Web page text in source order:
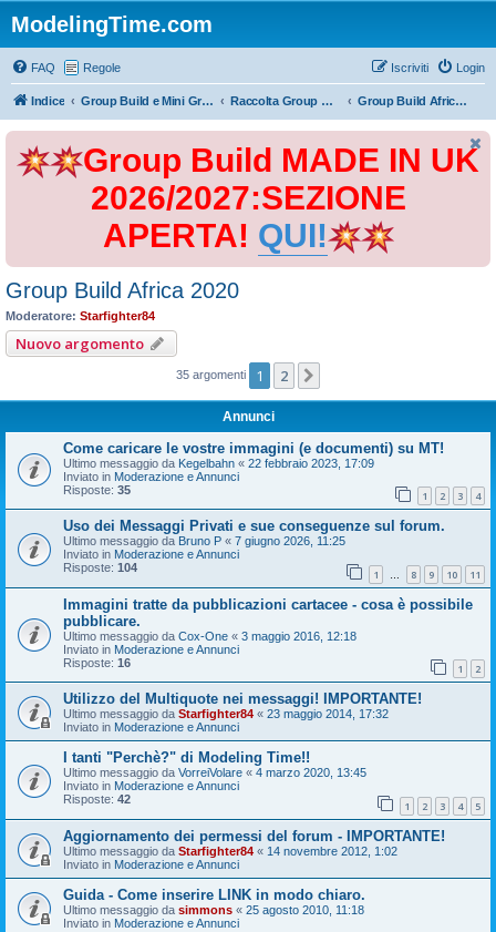
ModelingTime.com
FAQ Regole Login
Iscriviti
Indice Group Build e Mini Group Build Raccolta Group Build Group Build Africa 2020
Group Build MADE IN UK
2026/2027:SEZIONE
APERTA! QUI!
Group Build Africa 2020
Moderatore: Starfighter84
Nuovo argomento
35 argomenti 1 2
Annunci
Come caricare le vostre immagini (e documenti) su MT!
Ultimo messaggio da Kegelbahn « 22 febbraio 2023, 17:09
Inviato in Moderazione e Annunci
Risposte: 35 1 2 3 4
Uso dei Messaggi Privati e sue conseguenze sul forum.
Ultimo messaggio da Bruno P « 7 giugno 2026, 11:25
Inviato in Moderazione e Annunci
Risposte: 104 1 … 8 9 10 11
Immagini tratte da pubblicazioni cartacee - cosa è possibile
pubblicare.
Ultimo messaggio da Cox-One « 3 maggio 2016, 12:18
Inviato in Moderazione e Annunci
Risposte: 16 1 2
Utilizzo del Multiquote nei messaggi! IMPORTANTE!
Ultimo messaggio da Starfighter84 « 23 maggio 2014, 17:32
Inviato in Moderazione e Annunci
I tanti "Perchè?" di Modeling Time!!
Ultimo messaggio da VorreiVolare « 4 marzo 2020, 13:45
Inviato in Moderazione e Annunci
Risposte: 42 1 2 3 4 5
Aggiornamento dei permessi del forum - IMPORTANTE!
Ultimo messaggio da Starfighter84 « 14 novembre 2012, 1:02
Inviato in Moderazione e Annunci
Guida - Come inserire LINK in modo chiaro.
Ultimo messaggio da simmons « 25 agosto 2010, 11:18
Inviato in Moderazione e Annunci